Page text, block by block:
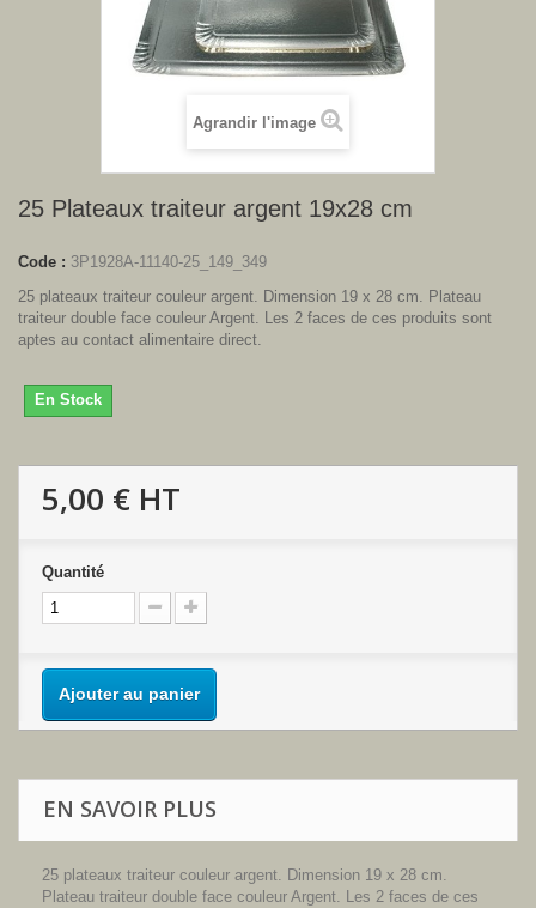
Agrandir l'image
25 Plateaux traiteur argent 19x28 cm
Code : 3P1928A-11140-25_149_349
25 plateaux traiteur couleur argent. Dimension 19 x 28 cm. Plateau
traiteur double face couleur Argent. Les 2 faces de ces produits sont
aptes au contact alimentaire direct.
En Stock
5,00 € HT
Quantité
Ajouter au panier
EN SAVOIR PLUS
25 plateaux traiteur couleur argent. Dimension 19 x 28 cm.
Plateau traiteur double face couleur Argent. Les 2 faces de ces